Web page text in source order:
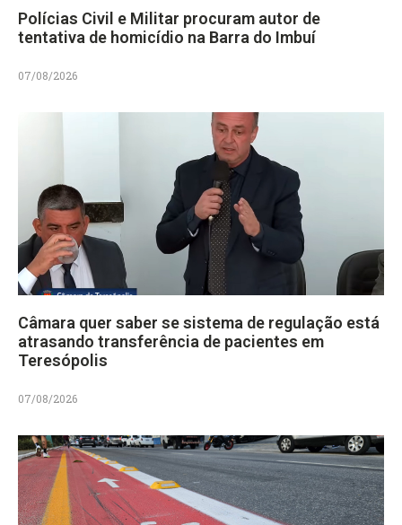
Polícias Civil e Militar procuram autor de
tentativa de homicídio na Barra do Imbuí
07/08/2026
Câmara quer saber se sistema de regulação está
atrasando transferência de pacientes em
Teresópolis
07/08/2026